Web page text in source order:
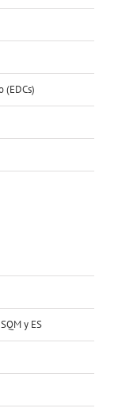
(EDCs)
y ES